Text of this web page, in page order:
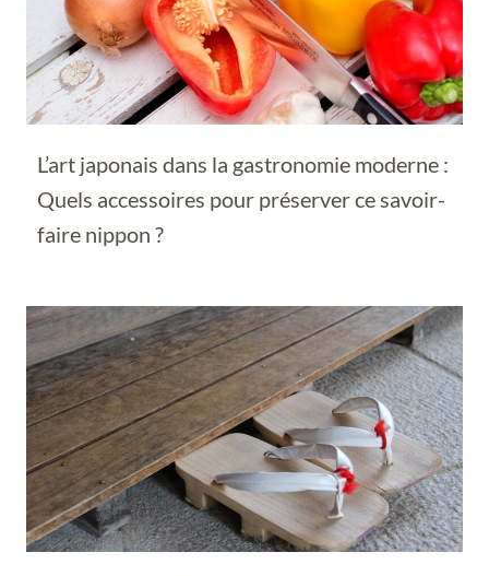
L’art japonais dans la gastronomie moderne :
Quels accessoires pour préserver ce savoir-
faire nippon ?